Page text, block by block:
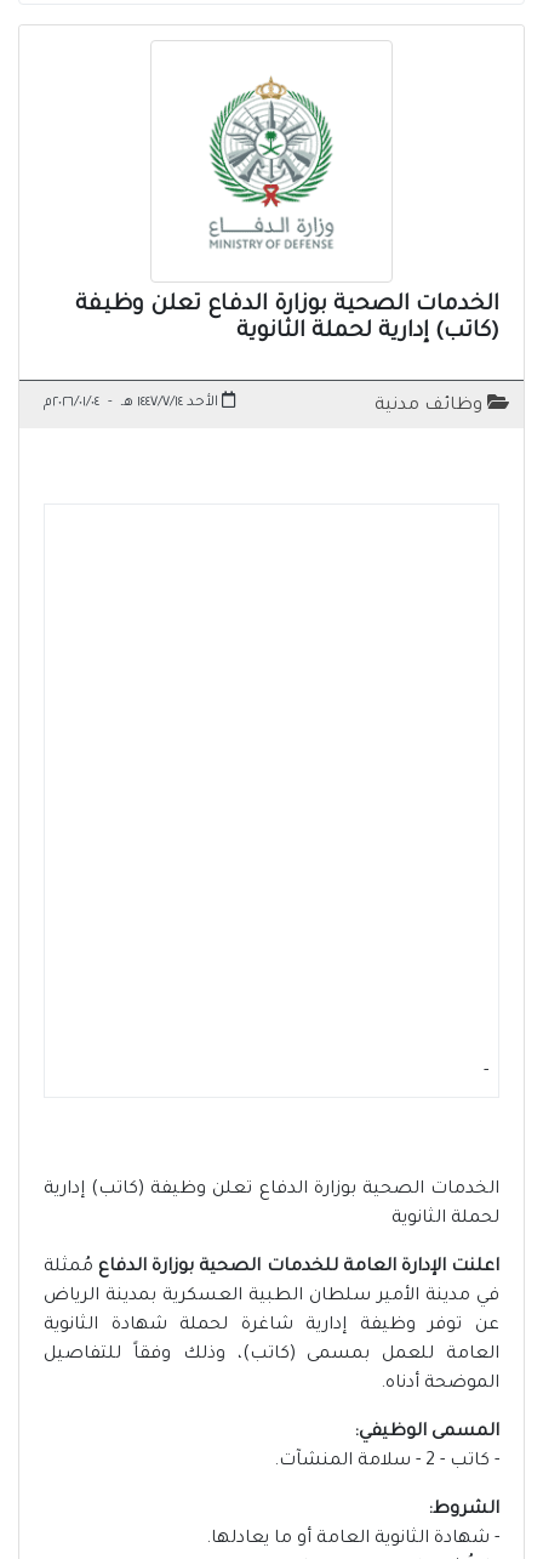
الخدمات الصحية بوزارة الدفاع تعلن وظيفة
(كاتب) إدارية لحملة الثانوية
وظائف مدنية الأحد ١٤٤٧/٧/١٤ هـ - ٢٠٢٦/٠١/٠٤م
-
الخدمات الصحية بوزارة الدفاع تعلن وظيفة (كاتب) إدارية
لحملة الثانوية
اعلنت الإدارة العامة للخدمات الصحية بوزارة الدفاع مُمثلة
في مدينة الأمير سلطان الطبية العسكرية بمدينة الرياض
عن توفر وظيفة إدارية شاغرة لحملة شهادة الثانوية
العامة للعمل بمسمى (كاتب)، وذلك وفقاً للتفاصيل
الموضحة أدناه.
المسمى الوظيفي:
- كاتب - 2 - سلامة المنشآت.
الشروط:
- شهادة الثانوية العامة أو ما يعادلها.